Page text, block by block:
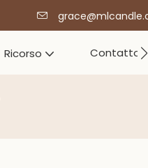
Ricorso Contatto